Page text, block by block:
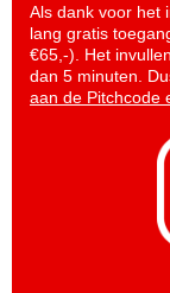
Als dank voor het
lang gratis
€65,-). Het
dan 5 minuten.
aan de Pitchcode